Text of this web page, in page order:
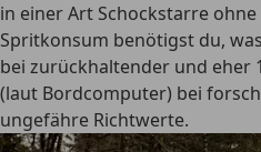
in einer Art Schockstarre
Spritkonsum benötigst du,
bei zurückhaltender und eher
(laut Bordcomputer) bei
ungefähre Richtwerte.